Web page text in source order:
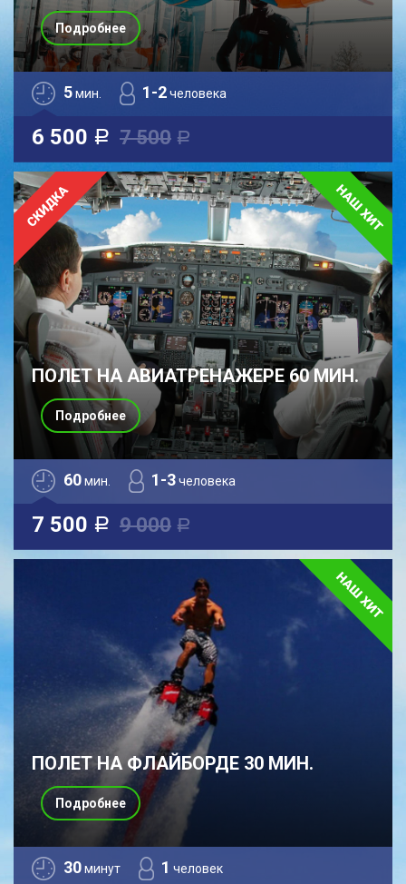
5мин. 1-2человека
6 500 a 7 500 a
Подробнее
ПОЛЕТ НА АВИАТРЕНАЖЕРЕ 60 МИН.
60мин. 1-3человека
7 500 a 9 000 a
Подробнее
ПОЛЕТ НА ФЛАЙБОРДЕ 30 МИН.
30минут 1 человек
Подробнее